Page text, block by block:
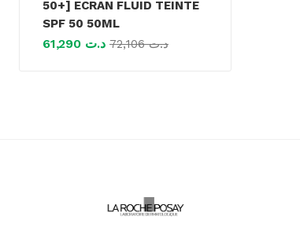
50+] ECRAN FLUID TEINTE
SPF 50 50ML
د.ت د.ت72,106